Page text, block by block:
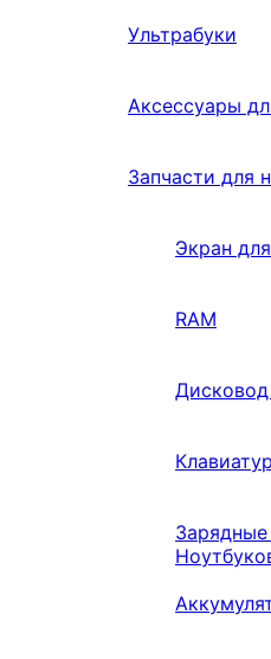
Ультрабуки
Аксессуары
Запчасти для
Экран
RAM